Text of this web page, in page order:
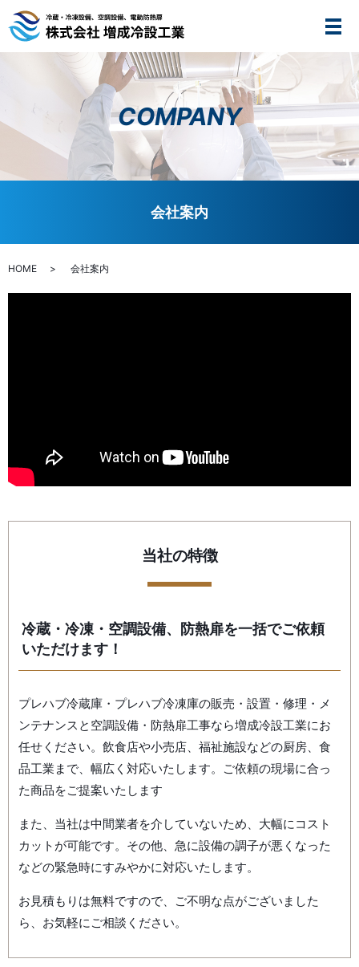
メ
COMPANY
会社案内
HOME 会社案内
当社の特徴
冷蔵・冷凍・空調設備、防熱扉を一括でご依頼
いただけます！
プレハブ冷蔵庫・プレハブ冷凍庫の販売・設置・修理・メ
ンテナンスと空調設備・防熱扉工事なら増成冷設工業にお
任せください。飲食店や小売店、福祉施設などの厨房、食
品工業まで、幅広く対応いたします。ご依頼の現場に合っ
た商品をご提案いたします
また、当社は中間業者を介していないため、大幅にコスト
カットが可能です。その他、急に設備の調子が悪くなった
などの緊急時にすみやかに対応いたします。
お見積もりは無料ですので、ご不明な点がございました
ら、お気軽にご相談ください。